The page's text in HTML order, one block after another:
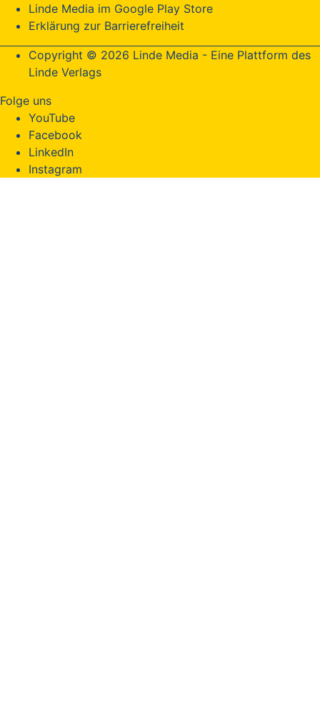
Linde Media im Google Play Store
Erklärung zur Barrierefreiheit
Copyright © 2026 Linde Media - Eine Plattform des
Linde Verlags
Folge uns
YouTube
Facebook
LinkedIn
Instagram